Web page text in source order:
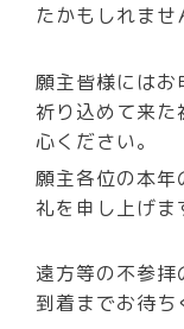
たかもしれませ
願主皆様にはお
祈り込めて来た
心ください。
願主各位の本
礼を申し上げま
遠方等の不参拝
到着までお待ち